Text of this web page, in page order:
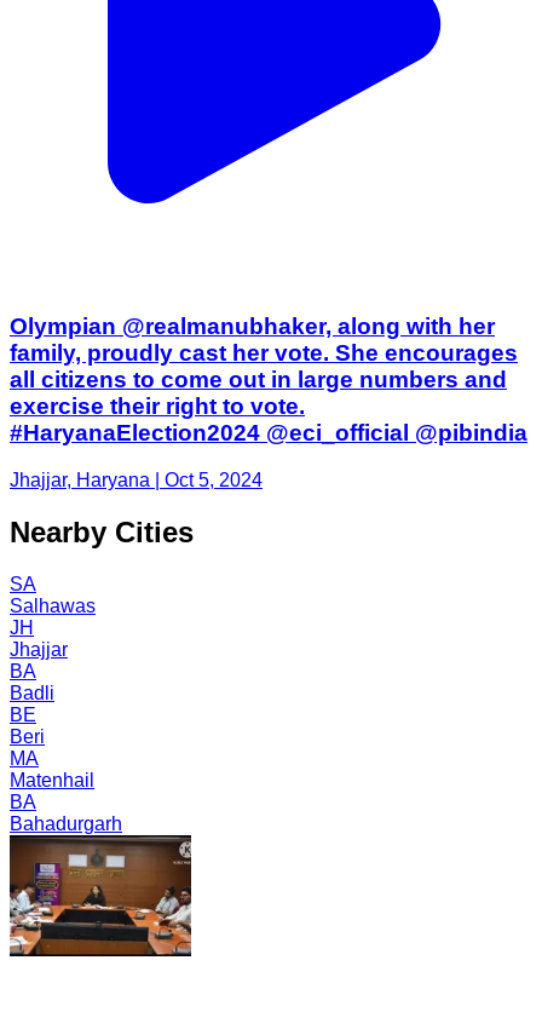
Olympian @realmanubhaker, along with her
family, proudly cast her vote. She encourages
all citizens to come out in large numbers and
exercise their right to vote.
#HaryanaElection2024 @eci_official @pibindia
Jhajjar, Haryana | Oct 5, 2024
Nearby Cities
SA
Salhawas
JH
Jhajjar
BA
Badli
BE
Beri
MA
Matenhail
BA
Bahadurgarh